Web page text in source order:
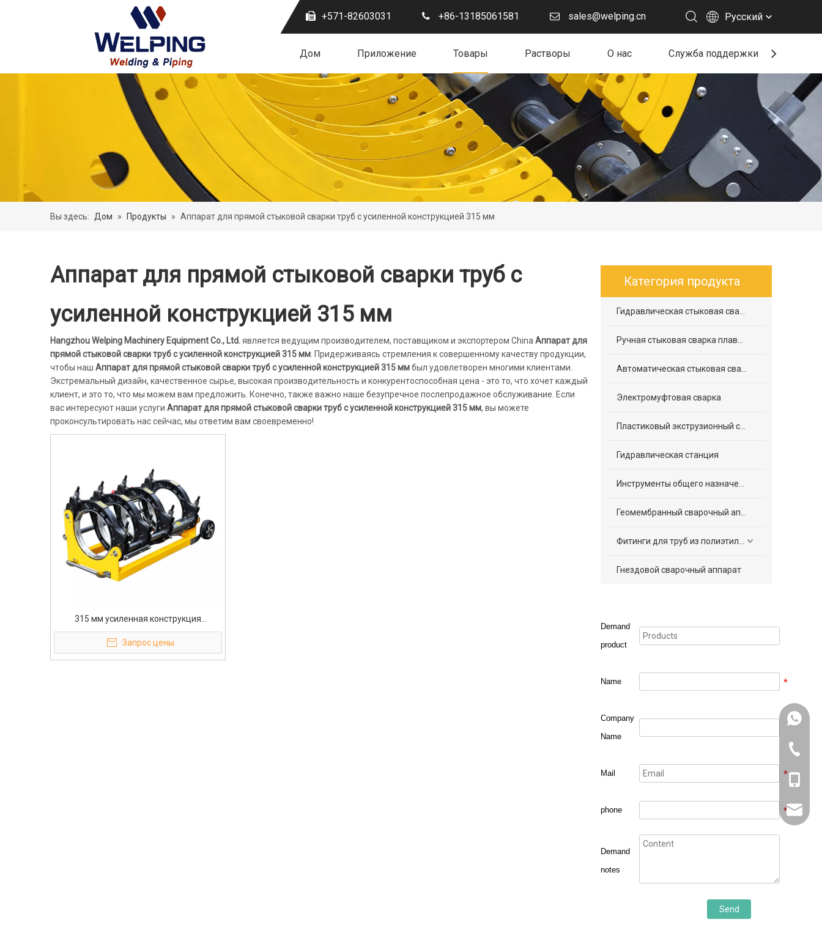
+571-82603031 +86-13185061581 sales@welping.cn Pусский
Дом Приложение Товары Растворы О нас Служба поддержки
Вы здесь: Дом » Продукты » Аппарат для прямой стыковой сварки труб с усиленной конструкцией 315 мм
Аппарат для прямой стыковой сварки труб с
усиленной конструкцией 315 мм
Hangzhou Welping Machinery Equipment Co., Ltd.является ведущим производителем, поставщиком и экспортером China Аппарат для
прямой стыковой сварки труб с усиленной конструкцией 315 мм . Придерживаясь стремления к совершенному качеству продукции,
чтобы наш Аппарат для прямой стыковой сварки труб с усиленной конструкцией 315 ммбыл удовлетворен многими клиентами.
Экстремальный дизайн, качественное сырье, высокая производительность и конкурентоспособная цена - это то, что хочет каждый
клиент, и это то, что мы можем вам предложить. Конечно, также важно наше безупречное послепродажное обслуживание. Если
вас интересуют наши услуги Аппарат для прямой стыковой сварки труб с усиленной конструкцией 315 мм, вы можете
проконсультировать нас сейчас, мы ответим вам своевременно!
315 мм усиленная конструкция
заводской прямой гидравлический
сварочный аппарат стыковой сварки
Запрос цены
Категория продукта
Электромуфтовая сварка
Гидравлическая станция
Гнездовой сварочный аппарат
Demand
product
Name *
Company
Name
Mail *
phone *
Demand
notes
Send
571-